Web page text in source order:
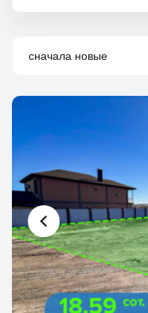
сначала новые